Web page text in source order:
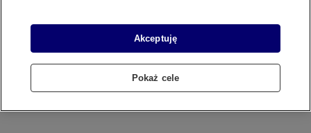
POLITYKA PRYWATNOŚCI
Copyright (C) 1997-2025 Korzystanie z materiałów redakcyjnych TVN S.A. / TVN Media Sp. z
Akceptuję
Pokaż cele